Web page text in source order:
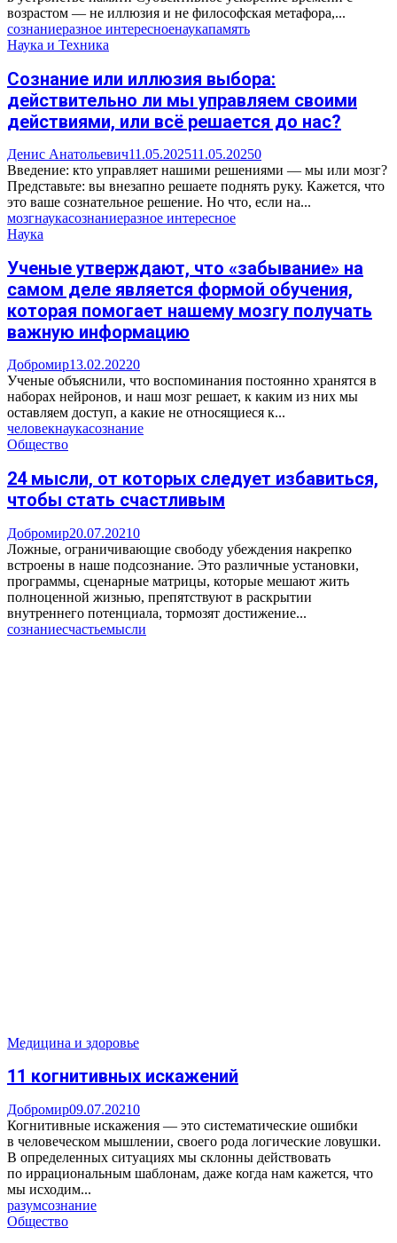
возрастом — не иллюзия и не философская метафора,...
сознаниеразное интересноенаукапамять
Наука и Техника
Сознание или иллюзия выбора:
действительно ли мы управляем своими
действиями, или всё решается до нас?
Денис Анатольевич11.05.202511.05.20250
Введение: кто управляет нашими решениями — мы или мозг?
Представьте: вы внезапно решаете поднять руку. Кажется, что
это ваше сознательное решение. Но что, если на...
мозгнаукасознаниеразное интересное
Наука
Ученые утверждают, что «забывание» на
самом деле является формой обучения,
которая помогает нашему мозгу получать
важную информацию
Добромир13.02.20220
Ученые объяснили, что воспоминания постоянно хранятся в
наборах нейронов, и наш мозг решает, к каким из них мы
оставляем доступ, а какие не относящиеся к...
человекнаукасознание
Общество
24 мысли, от которых следует избавиться,
чтобы стать счастливым
Добромир20.07.20210
Ложные, ограничивающие свободу убеждения накрепко
встроены в наше подсознание. Это различные установки,
программы, сценарные матрицы, которые мешают жить
полноценной жизнью, препятствуют в раскрытии
внутреннего потенциала, тормозят достижение...
сознаниесчастьемысли
Медицина и здоровье
11 когнитивных искажений
Добромир09.07.20210
Когнитивные искажения — это систематические ошибки
в человеческом мышлении, своего рода логические ловушки.
В определенных ситуациях мы склонны действовать
по иррациональным шаблонам, даже когда нам кажется, что
мы исходим...
разумсознание
Общество